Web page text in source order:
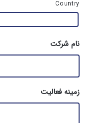
Country
نام شرکت
زمینه فعالیت